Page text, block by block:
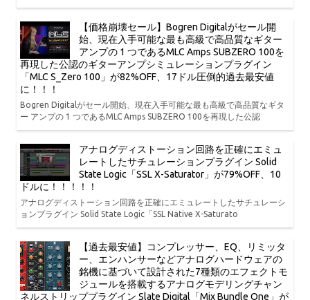
【価格崩壊セール】Bogren Digitalがセール開
始、現在入手可能な最も高級で高品質なギター
アンプの 1 つであるMLC Amps SUBZERO 100を
再現した公認のギターアンプシミュレーションプラグイン
「MLC S_Zero 100」が82%OFF、17ドル圧倒的過去最安値
に！！！
Bogren Digitalがセール開始、現在入手可能な最も高級で高品質なギタ
ー アンプの 1 つであるMLC Amps SUBZERO 100を再現した公認
アナログディストーション回路を正確にエミュ
レートしたサチュレーションプラグイン Solid
State Logic「SSL X-Saturator」が79%OFF、10
ドルに！！！！！
アナログディストーション回路を正確にエミュレートしたサチュレーシ
ョンプラグイン Solid State Logic「SSL Native X-Saturato
【過去最安値】コンプレッサー、EQ、リミッタ
ー、エンハンサーなどアナログハードウェアの
銘機に基づいて設計された7種類のエフェクトモ
ジュールを搭載するアナログモデリングチャン
ネルストリッププラグイン Slate Digital「Mix Bundle One」が